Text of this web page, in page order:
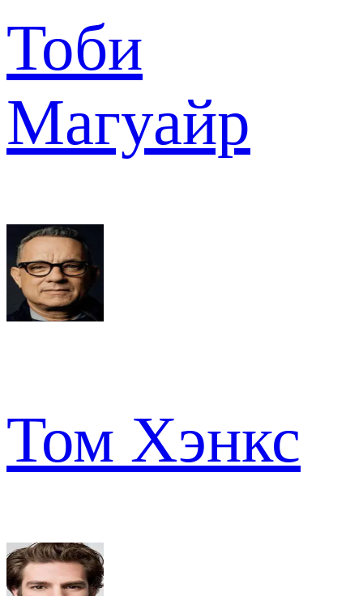
Тоби
Магуайр
Том Хэнкс